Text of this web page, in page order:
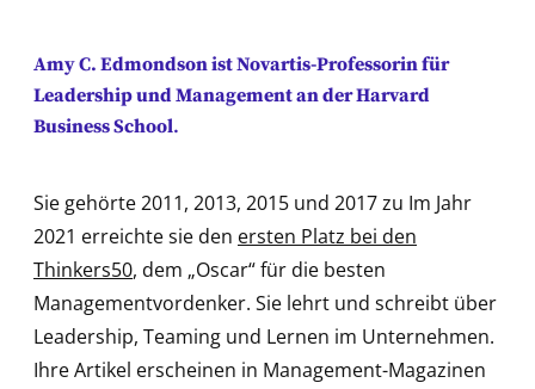
Amy C. Edmondson ist Novartis-Professorin für
Leadership und Management an der Harvard
Business School.
Sie gehörte 2011, 2013, 2015 und 2017 zu Im Jahr
2021 erreichte sie den ersten Platz bei den
Thinkers50, dem „Oscar“ für die besten
Managementvordenker. Sie lehrt und schreibt über
Leadership, Teaming und Lernen im Unternehmen.
Ihre Artikel erscheinen in Management-Magazinen